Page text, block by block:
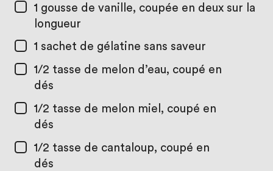
1 gousse de vanille, coupée en deux sur la
longueur
1 sachet de gélatine sans saveur
1/2 tasse de melon d’eau, coupé en
dés
1/2 tasse de melon miel, coupé en
dés
1/2 tasse de cantaloup, coupé en
dés